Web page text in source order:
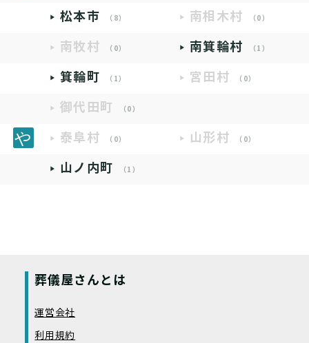
松本市 （8） 南相木村 （0）
南牧村 （0） 南箕輪村 （1）
箕輪町 （1） 宮田村 （0）
御代田町 （0）
泰阜村 （0） 山形村 （0）
山ノ内町 （1）
葬儀屋さんとは
運営会社
利用規約